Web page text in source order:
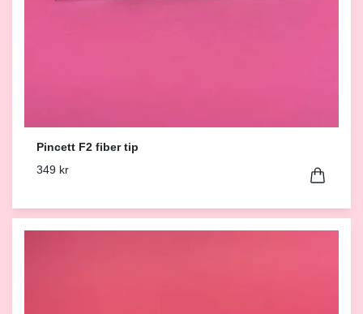
Pincett F2 fiber tip
349 kr